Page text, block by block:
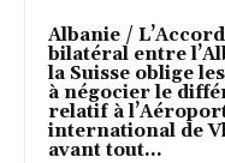
Albanie / L’Accord
bilatéral entre
la Suisse oblige
à négocier le
relatif à
international de
avant tout...